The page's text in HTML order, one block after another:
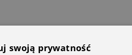
swoją prywatność